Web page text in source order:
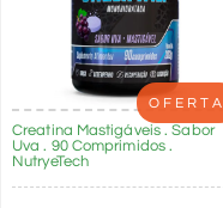
OFERTA
Creatina Mastigáveis . Sabor
Uva . 90 Comprimidos .
NutryeTech